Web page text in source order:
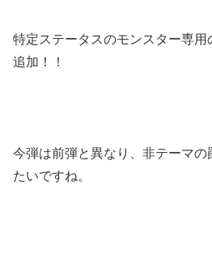
特定ステータスのモンスター専
追加！！
今弾は前弾と異なり、非テーマ
たいですね。